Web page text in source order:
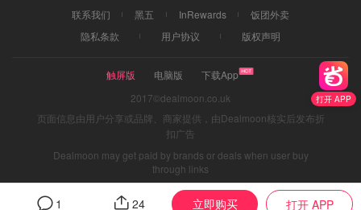
打开 APP
1 24 立即购买 打开 APP
联系我们 黑五 InRewards
饭团外卖
隐私条款
用户协议 版权声明
触屏版 电脑版
下载App
2017©dealmoon.co.uk
页面信息由用户分享或品牌、商家提供，由Dealmoon核实后发布折
扣广告
Dealmoon may get paid by brands or deals when user buy
through links